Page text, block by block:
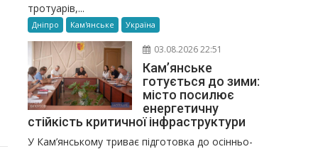
тротуарів,...
Дніпро Кам'янське Україна
03.08.2026 22:51
Кам’янське
готується до зими:
місто посилює
енергетичну
стійкість критичної інфраструктури
У Кам’янському триває підготовка до осінньо-